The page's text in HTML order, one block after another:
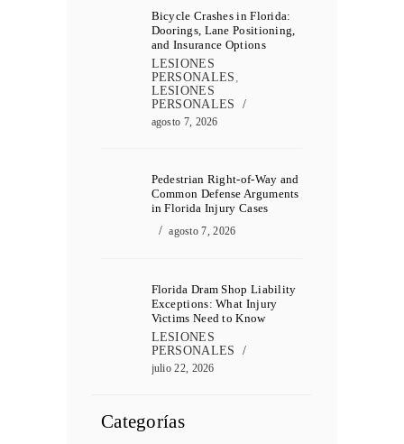
Bicycle Crashes in Florida:
Doorings, Lane Positioning,
and Insurance Options
LESIONES
PERSONALES ,
LESIONES
PERSONALES
agosto 7, 2026
Pedestrian Right-of-Way and
Common Defense Arguments
in Florida Injury Cases
agosto 7, 2026
Florida Dram Shop Liability
Exceptions: What Injury
Victims Need to Know
LESIONES
PERSONALES
julio 22, 2026
Categorías